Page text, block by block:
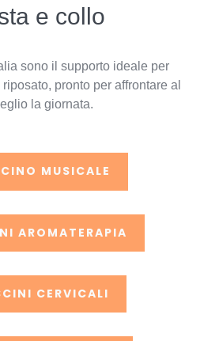
e collo
sono il supporto ideale per
pronto per affrontare al
la giornata.
MUSICALE
AROMATERAPIA
CERVICALI